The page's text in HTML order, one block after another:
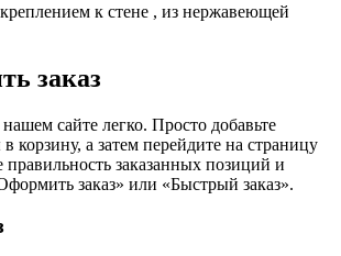
к стене , из нержавеющей
заказ
сайте легко. Просто добавьте
корзину, а затем перейдите на страницу
правильность заказанных позиций и
заказ» или «Быстрый заказ».